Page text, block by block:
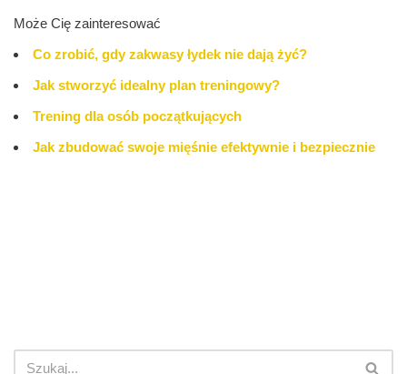
Może Cię zainteresować
Co zrobić, gdy zakwasy łydek nie dają żyć?
Jak stworzyć idealny plan treningowy?
Trening dla osób początkujących
Jak zbudować swoje mięśnie efektywnie i bezpiecznie